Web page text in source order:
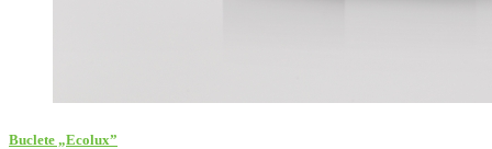
Buclete „Ecolux”